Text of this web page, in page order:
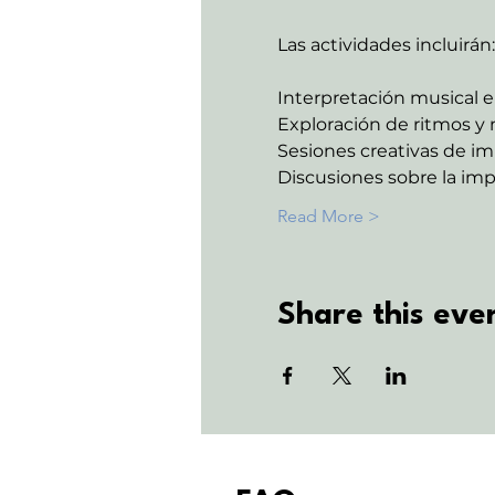
Las actividades incluirán:
Interpretación musical
Exploración de ritmos y
Sesiones creativas de
Discusiones sobre la
Read More >
Share this